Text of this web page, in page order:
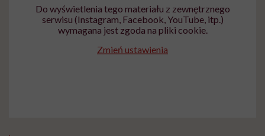
Do wyświetlenia tego materiału z zewnętrznego
serwisu (Instagram, Facebook, YouTube, itp.)
wymagana jest zgoda na pliki cookie.
Zmień ustawienia